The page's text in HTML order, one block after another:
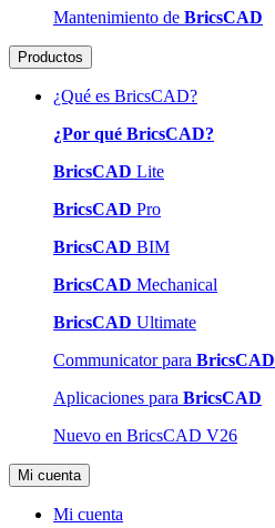
Mantenimiento de BricsCAD
Productos
¿Qué es BricsCAD?
¿Por qué BricsCAD?
BricsCAD Lite
BricsCAD Pro
BricsCAD BIM
BricsCAD Mechanical
BricsCAD Ultimate
Communicator para BricsCAD
Aplicaciones para BricsCAD
Nuevo en BricsCAD V26
Mi cuenta
Mi cuenta